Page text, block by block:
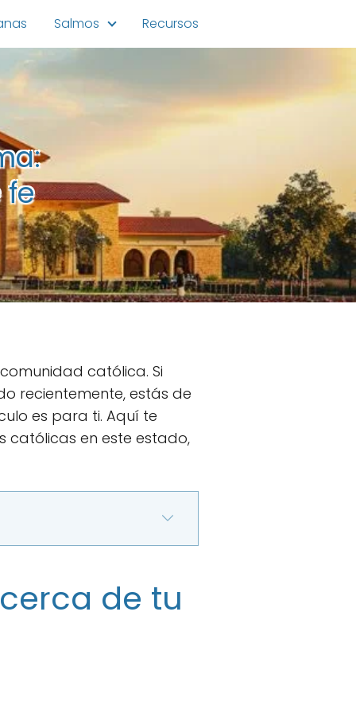
Salmos Recursos
fe
católica. Si
recientemente, estás de
es para ti. Aquí te
católicas en este estado,
de tu